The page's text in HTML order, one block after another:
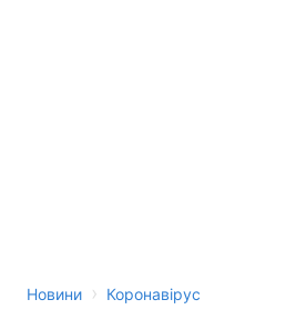
Новини › Коронавірус